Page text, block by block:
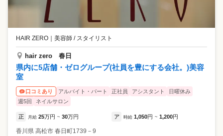
HAIR ZERO 美容師 / スタイリスト
hair zero 春日
県内に5店舗・ゼログループ(社員を豊にする会社。)美容
室
口コミあり アルバイト・パート 正社員 アシスタント
日曜休み
週5回
ネイルサロン
正 月給 25万円 ~ 30万円 ア 時給 1,050円 ~ 1,200円
香川県 高松市 春日町1739－9